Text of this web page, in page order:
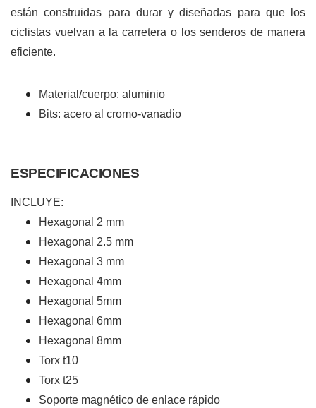
están construidas para durar y diseñadas para que los
ciclistas vuelvan a la carretera o los senderos de manera
eficiente.
Material/cuerpo: aluminio
Bits: acero al cromo-vanadio
ESPECIFICACIONES
INCLUYE:
Hexagonal 2 mm
Hexagonal 2.5 mm
Hexagonal 3 mm
Hexagonal 4mm
Hexagonal 5mm
Hexagonal 6mm
Hexagonal 8mm
Torx t10
Torx t25
Soporte magnético de enlace rápido